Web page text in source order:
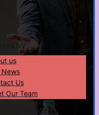
us
News
Us
Our Team